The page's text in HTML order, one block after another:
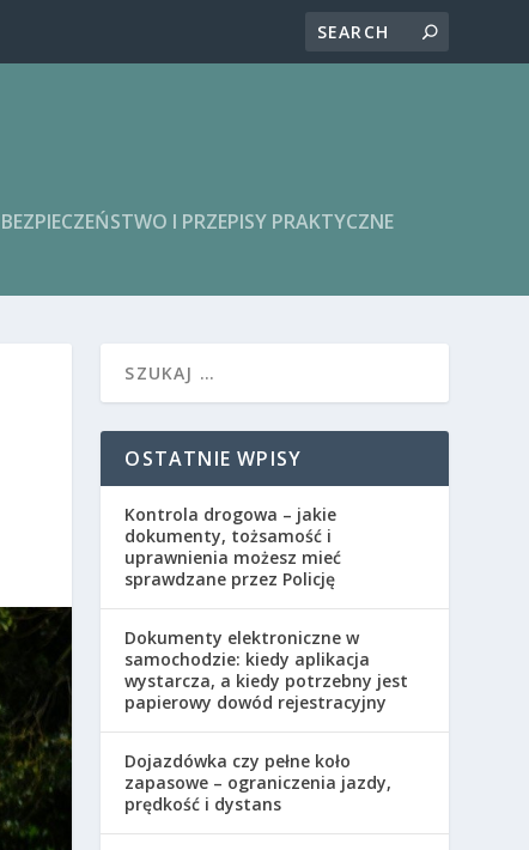
I PRZEPISY PRAKTYCZNE
OSTATNIE WPISY
Kontrola drogowa – jakie
dokumenty, tożsamość i
uprawnienia możesz mieć
sprawdzane przez Policję
Dokumenty elektroniczne w
samochodzie: kiedy aplikacja
wystarcza, a kiedy potrzebny jest
papierowy dowód rejestracyjny
Dojazdówka czy pełne koło
zapasowe – ograniczenia jazdy,
prędkość i dystans